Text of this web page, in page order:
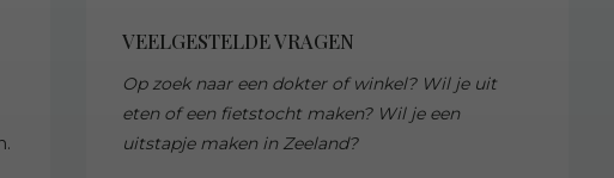
VEELGESTELDE VRAGEN
Op zoek naar een dokter of winkel? Wil je uit
eten of een fietstocht maken? Wil je een
uitstapje maken in Zeeland?